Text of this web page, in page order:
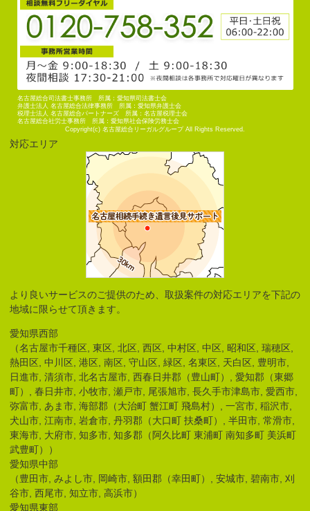
名古屋総合司法書士事務所 所属：愛知県司法書士会
弁護士法人 名古屋総合法律事務所 所属：愛知県弁護士会
税理士法人 名古屋総合パートナーズ 所属：名古屋税理士会
名古屋総合社労士事務所 所属：愛知県社会保険労務士会
Copyright(c) 名古屋総合リーガルグループ All Rights Reserved.
対応エリア
より良いサービスのご提供のため、取扱案件の対応エリアを下記の
地域に限らせて頂きます。
愛知県西部
（名古屋市千種区, 東区, 北区, 西区, 中村区, 中区, 昭和区, 瑞穂区,
熱田区, 中川区, 港区, 南区, 守山区, 緑区, 名東区, 天白区, 豊明市,
日進市, 清須市, 北名古屋市, 西春日井郡（豊山町）, 愛知郡（東郷
町）, 春日井市, 小牧市, 瀬戸市, 尾張旭市, 長久手市津島市, 愛西市,
弥富市, あま市, 海部郡（大治町 蟹江町 飛島村）, 一宮市, 稲沢市,
犬山市, 江南市, 岩倉市, 丹羽郡（大口町 扶桑町）, 半田市, 常滑市,
東海市, 大府市, 知多市, 知多郡（阿久比町 東浦町 南知多町 美浜町
武豊町））
愛知県中部
（豊田市, みよし市, 岡崎市, 額田郡（幸田町）, 安城市, 碧南市, 刈
谷市, 西尾市, 知立市, 高浜市）
愛知県東部